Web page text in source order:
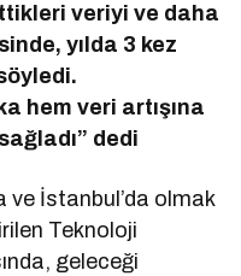
veriyi ve daha
yılda 3 kez
hem veri artışına
dedi
İstanbul’da olmak
Teknoloji
geleceği